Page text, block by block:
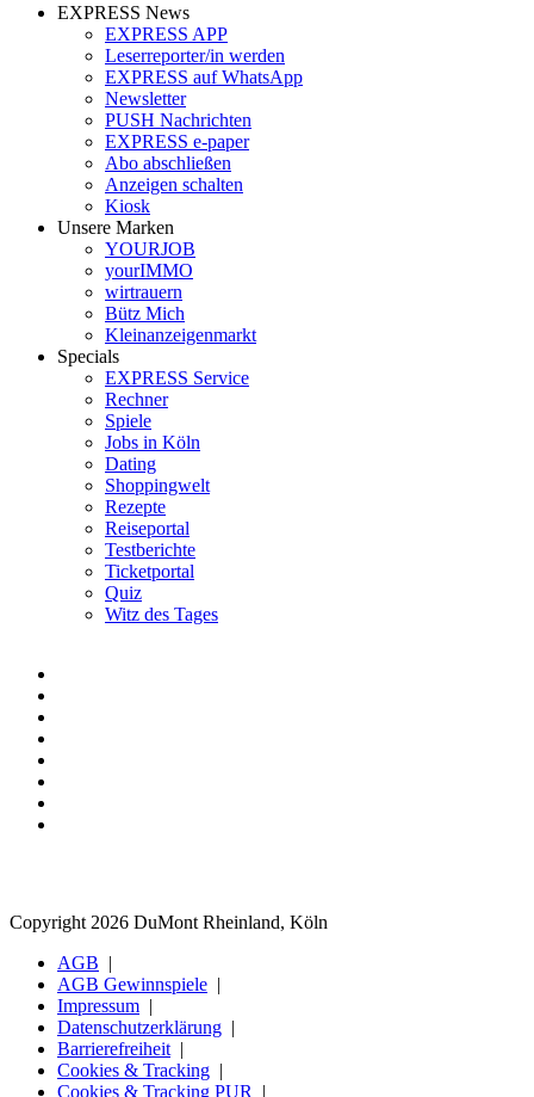
EXPRESS News
EXPRESS APP
Leserreporter/in werden
EXPRESS auf WhatsApp
Newsletter
PUSH Nachrichten
EXPRESS e-paper
Abo abschließen
Anzeigen schalten
Kiosk
Unsere Marken
YOURJOB
yourIMMO
wirtrauern
Bütz Mich
Kleinanzeigenmarkt
Specials
EXPRESS Service
Rechner
Spiele
Jobs in Köln
Dating
Shoppingwelt
Rezepte
Reiseportal
Testberichte
Ticketportal
Quiz
Witz des Tages
Copyright 2026 DuMont Rheinland, Köln
AGB
AGB Gewinnspiele
Impressum
Datenschutzerklärung
Barrierefreiheit
Cookies & Tracking
Cookies & Tracking PUR